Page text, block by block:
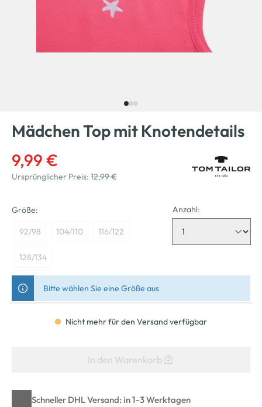
Mädchen Top mit Knotendetails
9,99 €
Ursprünglicher Preis: 12,99 €
Größe:
92/98 104/110 116/122
128/134
Anzahl:
Bitte wählen Sie eine Größe aus
Nicht mehr für den Versand verfügbar
In den Warenkorb
Schneller DHL Versand: in 1–3 Werktagen